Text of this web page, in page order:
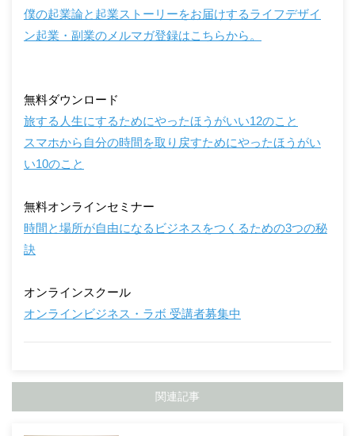
僕の起業論と起業ストーリーをお届けするライフデザイ
ン起業・副業のメルマガ登録はこちらから。
無料ダウンロード
旅する人生にするためにやったほうがいい12のこと
スマホから自分の時間を取り戻すためにやったほうがい
い10のこと
無料オンラインセミナー
時間と場所が自由になるビジネスをつくるための3つの秘
訣
オンラインスクール
オンラインビジネス・ラボ 受講者募集中
関連記事